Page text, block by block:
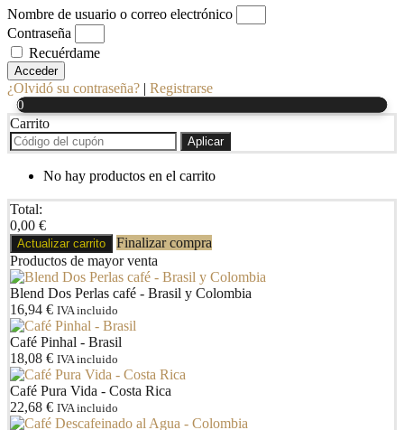
Nombre de usuario o correo electrónico
Contraseña
Recuérdame
Acceder
¿Olvidó su contraseña? | Registrarse
0
Carrito
Aplicar
No hay productos en el carrito
Total:
0,00 €
Actualizar carrito
Finalizar compra
Productos de mayor venta
Blend Dos Perlas café - Brasil y Colombia
16,94 € IVA incluido
Café Pinhal - Brasil
18,08 € IVA incluido
Café Pura Vida - Costa Rica
22,68 € IVA incluido